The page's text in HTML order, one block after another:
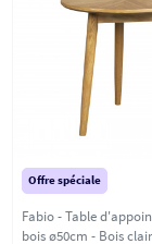
Offre spéciale
Fabio - Table
bois ø50cm - Bois clair